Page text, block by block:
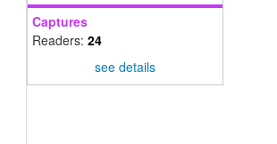
Captures
Readers: 24
see details